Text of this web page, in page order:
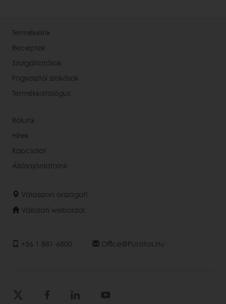
Termékeink
Receptek
Szolgáltatások
Fogyasztói szokások
Termékkatalógus
Rólunk
Hírek
Kapcsolat
Állásajánlataink
Válasszon országot!
Vállalati weboldal
+36 1 881-6800 Office@puratos.hu